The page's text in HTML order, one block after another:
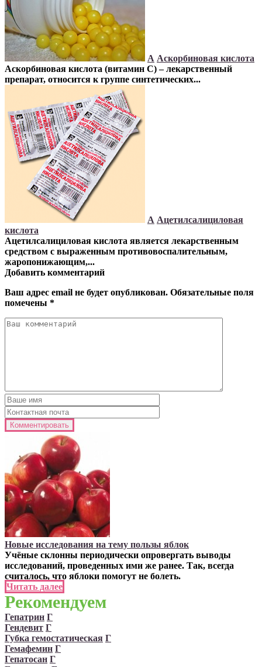
А Аскорбиновая кислота
Аскорбиновая кислота (витамин С) – лекарственный
препарат, относится к группе синтетических...
А Ацетилсалициловая
кислота
Ацетилсалициловая кислота является лекарственным
средством с выраженным противовоспалительным,
жаропонижающим,...
Добавить комментарий
Ваш адрес email не будет опубликован. Обязательные поля
помечены *
Новые исследования на тему пользы яблок
Учёные склонны периодически опровергать выводы
исследований, проведенных ими же ранее. Так, всегда
считалось, что яблоки помогут не болеть.
Читать далее
Рекомендуем
Гепатрин Г
Гендевит Г
Губка гемостатическая Г
Гемафемин Г
Гепатосан Г